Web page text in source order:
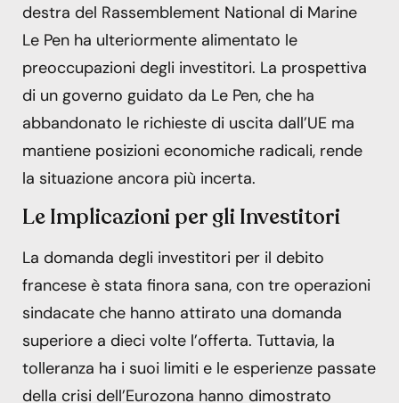
destra del Rassemblement National di Marine
Le Pen ha ulteriormente alimentato le
preoccupazioni degli investitori. La prospettiva
di un governo guidato da Le Pen, che ha
abbandonato le richieste di uscita dall’UE ma
mantiene posizioni economiche radicali, rende
la situazione ancora più incerta.
Le Implicazioni per gli Investitori
La domanda degli investitori per il debito
francese è stata finora sana, con tre operazioni
sindacate che hanno attirato una domanda
superiore a dieci volte l’offerta. Tuttavia, la
tolleranza ha i suoi limiti e le esperienze passate
della crisi dell’Eurozona hanno dimostrato